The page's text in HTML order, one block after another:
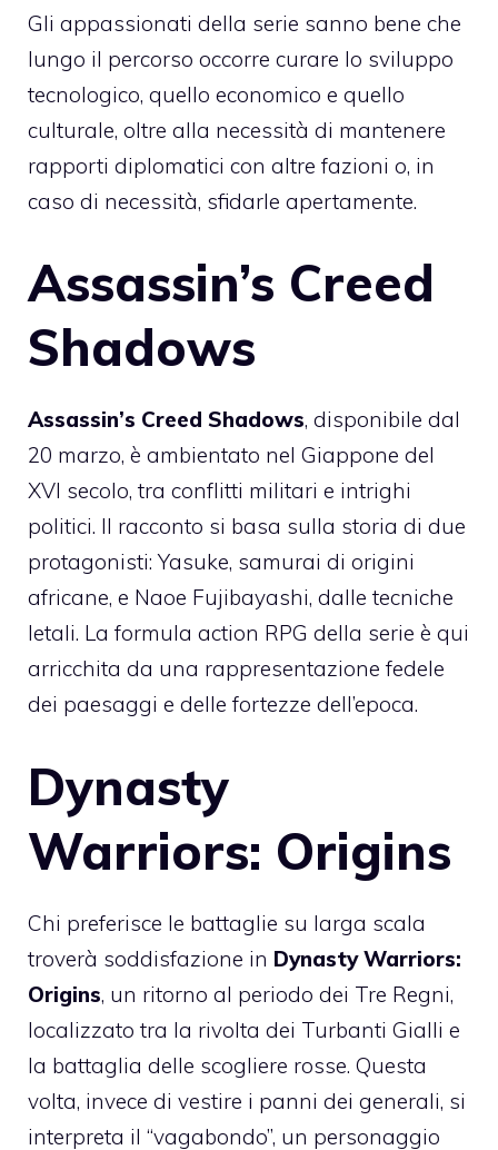
Gli appassionati della serie sanno bene che
lungo il percorso occorre curare lo sviluppo
tecnologico, quello economico e quello
culturale, oltre alla necessità di mantenere
rapporti diplomatici con altre fazioni o, in
caso di necessità, sfidarle apertamente.
Assassin’s Creed
Shadows
Assassin’s Creed Shadows, disponibile dal
20 marzo, è ambientato nel Giappone del
XVI secolo, tra conflitti militari e intrighi
politici. Il racconto si basa sulla storia di due
protagonisti: Yasuke, samurai di origini
africane, e Naoe Fujibayashi, dalle tecniche
letali. La formula action RPG della serie è qui
arricchita da una rappresentazione fedele
dei paesaggi e delle fortezze dell’epoca.
Dynasty
Warriors: Origins
Chi preferisce le battaglie su larga scala
troverà soddisfazione in Dynasty Warriors:
Origins, un ritorno al periodo dei Tre Regni,
localizzato tra la rivolta dei Turbanti Gialli e
la battaglia delle scogliere rosse. Questa
volta, invece di vestire i panni dei generali, si
interpreta il “vagabondo”, un personaggio